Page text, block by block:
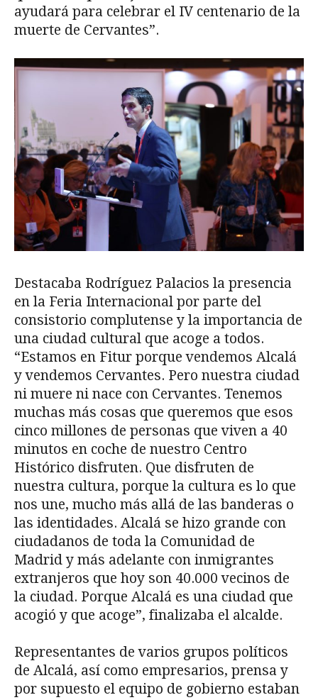
ayudará para celebrar el IV centenario de la
muerte de Cervantes”.
Destacaba Rodríguez Palacios la presencia
en la Feria Internacional por parte del
consistorio complutense y la importancia de
una ciudad cultural que acoge a todos.
“Estamos en Fitur porque vendemos Alcalá
y vendemos Cervantes. Pero nuestra ciudad
ni muere ni nace con Cervantes. Tenemos
muchas más cosas que queremos que esos
cinco millones de personas que viven a 40
minutos en coche de nuestro Centro
Histórico disfruten. Que disfruten de
nuestra cultura, porque la cultura es lo que
nos une, mucho más allá de las banderas o
las identidades. Alcalá se hizo grande con
ciudadanos de toda la Comunidad de
Madrid y más adelante con inmigrantes
extranjeros que hoy son 40.000 vecinos de
la ciudad. Porque Alcalá es una ciudad que
acogió y que acoge”, finalizaba el alcalde.
Representantes de varios grupos políticos
de Alcalá, así como empresarios, prensa y
por supuesto el equipo de gobierno estaban